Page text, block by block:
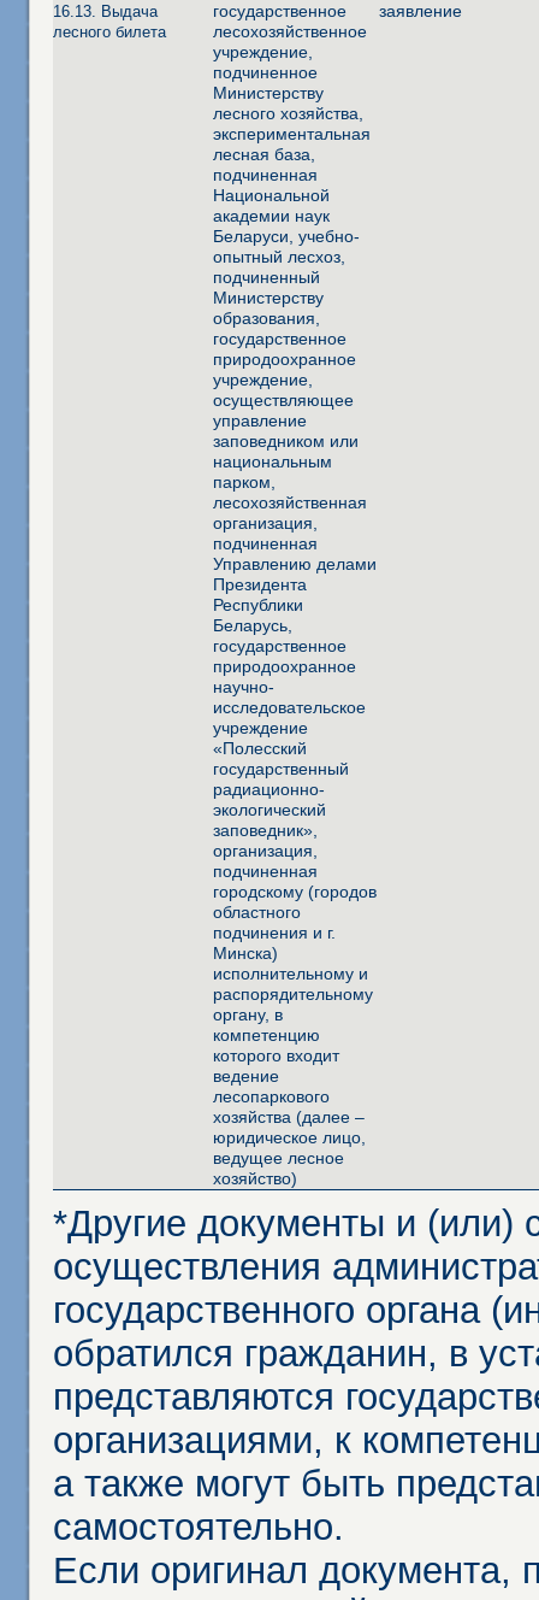
16.13. Выдача
лесного билета
государственное
лесохозяйственное
учреждение,
подчиненное
Министерству
лесного хозяйства,
экспериментальная
лесная база,
подчиненная
Национальной
академии наук
Беларуси, учебно-
опытный лесхоз,
подчиненный
Министерству
образования,
государственное
природоохранное
учреждение,
осуществляющее
управление
заповедником или
национальным
парком,
лесохозяйственная
организация,
подчиненная
Управлению делами
Президента
Республики
Беларусь,
государственное
природоохранное
научно-
исследовательское
учреждение
«Полесский
государственный
радиационно-
экологический
заповедник»,
организация,
подчиненная
городскому (городов
областного
подчинения и г.
Минска)
исполнительному и
распорядительному
органу, в
компетенцию
которого входит
ведение
лесопаркового
хозяйства (далее –
юридическое лицо,
ведущее лесное
хозяйство)
заявление
*Другие документы и (или)
осуществления
государственного органа
обратился гражданин, в
представляются
организациями, к
а также могут быть
самостоятельно.
Если оригинал документа,